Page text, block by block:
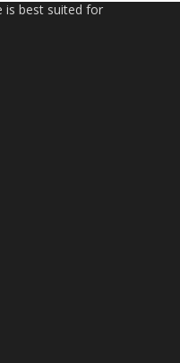
is best suited for